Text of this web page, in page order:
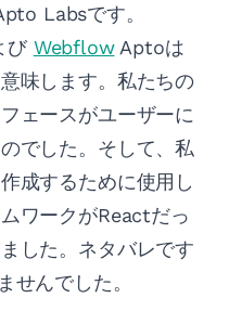
Labsです。
び WebflowAptoは
味します。私たちの
ェースがユーザーに
でした。そして、私
成するために使用し
ワークがReactだっ
した。ネタバレです
んでした。